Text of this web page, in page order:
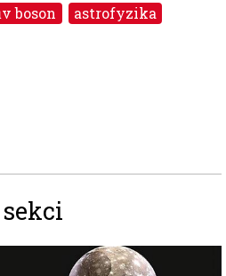
boson astrofyzika